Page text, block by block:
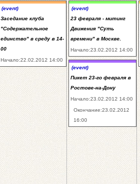
(event)
Заседание клуба
"Содержательное
единство" в среду в 14-
00
Начало:22.02.2012 14:00
(event)
23 февраля - митинг
Движения "Суть
времени" в Москве.
Начало:23.02.2012 14:00
(event)
Пикет 23-го февраля в
Ростове-на-Дону
Начало:23.02.2012 14:00
Окончание:23.02.2012
16:00